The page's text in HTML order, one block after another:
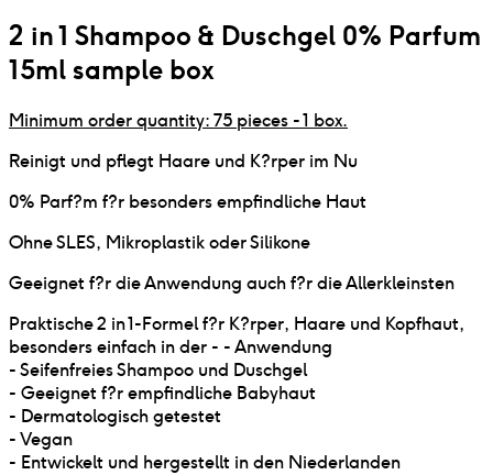
2 in 1 Shampoo & Duschgel 0% Parfum
15ml sample box
Minimum order quantity: 75 pieces - 1 box.
Reinigt und pflegt Haare und K?rper im Nu
0% Parf?m f?r besonders empfindliche Haut
Ohne SLES, Mikroplastik oder Silikone
Geeignet f?r die Anwendung auch f?r die Allerkleinsten
Praktische 2 in 1-Formel f?r K?rper, Haare und Kopfhaut,
besonders einfach in der - - Anwendung
- Seifenfreies Shampoo und Duschgel
- Geeignet f?r empfindliche Babyhaut
- Dermatologisch getestet
- Vegan
- Entwickelt und hergestellt in den Niederlanden